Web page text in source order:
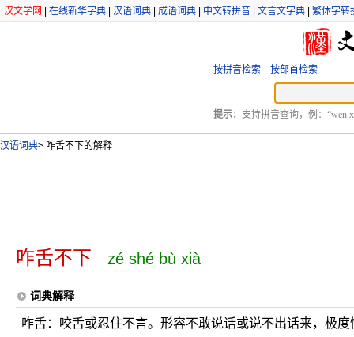
汉文学网 在线新华字典 汉语词典 成语词典 中文转拼音 文言文字典 繁体字转
按拼音检索 按部首检索
提示： 支持拼音查询，例：“wen
汉语词典> 咋舌不下的解释
咋舌不下 zé shé bù xià
词典解释
咋舌：咬舌或忍住不言。形容不敢说话或说不出话来，极度